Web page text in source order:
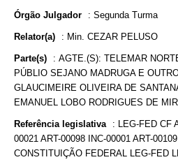
Órgão Julgador : Segunda Turma
Relator(a) : Min. CEZAR PELUSO
Parte(s) : AGTE.(S): TELEMAR
PÚBLIO SEJANO MADRUGA E
GLAUCIMEIRE OLIVEIRA DE
EMANUEL LOBO RODRIGUES DE
Referência legislativa : LEG-FED CF
00021 ART-00098 INC-00001 ART-
CONSTITUIÇÃO FEDERAL LEG-FED